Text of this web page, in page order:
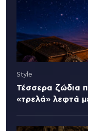
Style
Τέσσερα ζώδια
«τρελά» λεφτά